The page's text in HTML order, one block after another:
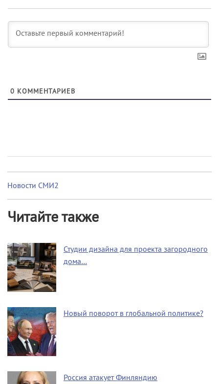
0 КОММЕНТАРИЕВ
Новости СМИ2
Читайте также
Студии дизайна для проекта загородного
дома…
Новый поворот в глобальной политике?
Россия атакует Финляндию